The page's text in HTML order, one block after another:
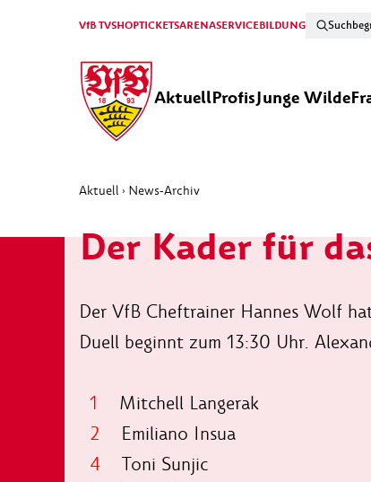
VfB TVSHOPTICKETSARENASERVICEBILDUNG
AktuellProfisJunge Wilde
Aktuell › News-Archiv
Der Kader für
Der VfB Cheftrainer Hannes Wolf
Duell beginnt zum 13:30 Uhr.
1
Mitchell Langerak
2
Emiliano Insua
4
Toni Sunjic